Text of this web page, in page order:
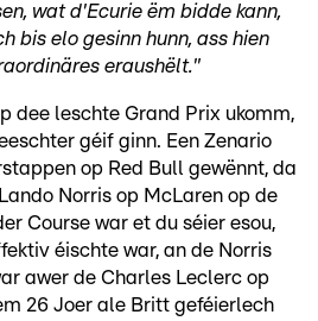
wat d'Ecurie ëm bidde kann,
bis elo gesinn hunn, ass hien
eraushëlt."
dee leschte Grand Prix ukomm,
géif ginn. Een Zenario
op Red Bull gewënnt, da
Norris op McLaren op de
Course war et du séier esou,
éischte war, an de Norris
awer de Charles Leclerc op
26 Joer ale Britt geféierlech